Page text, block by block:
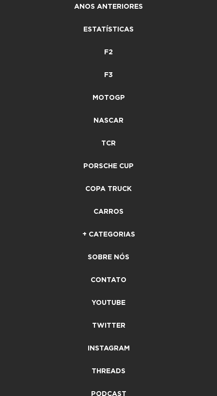
ANOS ANTERIORES
ESTATÍSTICAS
F2
F3
MOTOGP
NASCAR
TCR
PORSCHE CUP
COPA TRUCK
CARROS
+ CATEGORIAS
SOBRE NÓS
CONTATO
YOUTUBE
TWITTER
INSTAGRAM
THREADS
PODCAST